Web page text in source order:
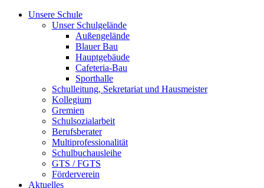
Unsere Schule
Unser Schulgelände
Außengelände
Blauer Bau
Hauptgebäude
Cafeteria-Bau
Sporthalle
Schulleitung, Sekretariat und Hausmeister
Kollegium
Gremien
Schulsozialarbeit
Berufsberater
Multiprofessionalität
Schulbuchausleihe
GTS / FGTS
Förderverein
Aktuelles